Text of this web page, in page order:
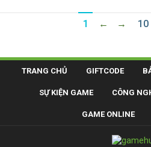
1 ← → 10
TRANG CHỦ GIFTCODE
SỰ KIỆN GAME CÔNG
GAME ONLINE